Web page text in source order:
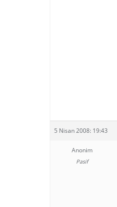
5 Nisan 2008: 19:43
Anonim
Pasif